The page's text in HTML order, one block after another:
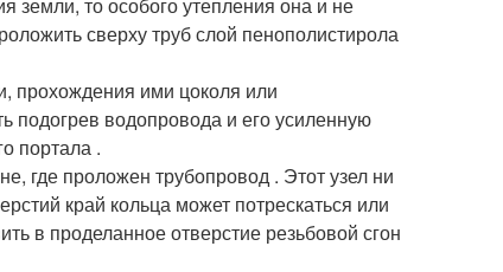
сверху труб слой пенополистирола
прохождения ими цоколя или
подогрев водопровода и его усиленную
портала .
где проложен трубопровод . Этот узел ни
край кольца может потрескаться или
в проделанное отверстие резьбовой сгон